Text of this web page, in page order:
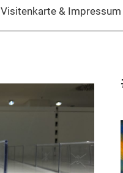
Visitenkarte & Impressum